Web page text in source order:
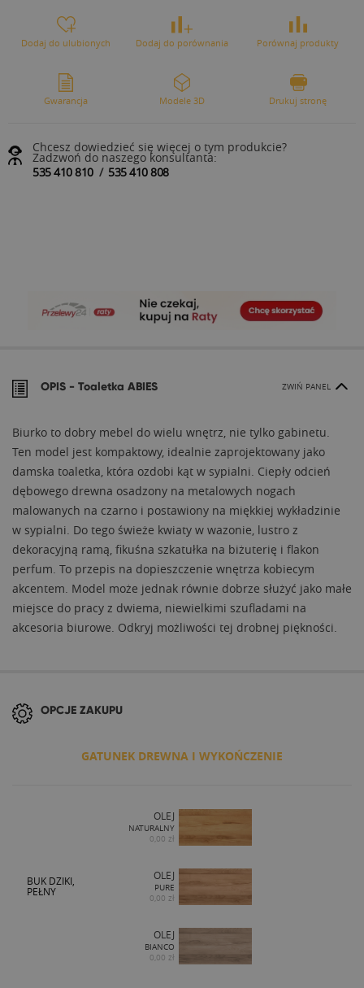
Dodaj do ulubionych Dodaj do porównania Porównaj produkty
Gwarancja Modele 3D Drukuj stronę
Chcesz dowiedzieć się więcej o tym produkcie?
Zadzwoń do naszego konsultanta:
535 410 810/ 535 410 808
OPIS - Toaletka ABIES ZWIŃ PANEL
Biurko to dobry mebel do wielu wnętrz, nie tylko gabinetu.
Ten model jest kompaktowy, idealnie zaprojektowany jako
damska toaletka, która ozdobi kąt w sypialni. Ciepły odcień
dębowego drewna osadzony na metalowych nogach
malowanych na czarno i postawiony na miękkiej wykładzinie
w sypialni. Do tego świeże kwiaty w wazonie, lustro z
dekoracyjną ramą, fikuśna szkatułka na biżuterię i flakon
perfum. To przepis na dopieszczenie wnętrza kobiecym
akcentem. Model może jednak równie dobrze służyć jako małe
miejsce do pracy z dwiema, niewielkimi szufladami na
akcesoria biurowe. Odkryj możliwości tej drobnej piękności.
OPCJE ZAKUPU
GATUNEK DREWNA I WYKOŃCZENIE
BUK DZIKI,
PEŁNY
OLEJ
NATURALNY
0,00 zł
OLEJ
PURE
0,00 zł
OLEJ
BIANCO
0,00 zł